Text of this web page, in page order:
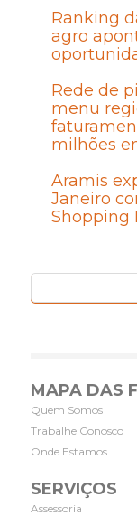
Ranking
agro
Rede de
menu
milhões
Aramis
Janeiro
Shopping
MAPA DAS
Quem Somos
Trabalhe Conosco
Onde Estamos
SERVIÇOS
Assessoria